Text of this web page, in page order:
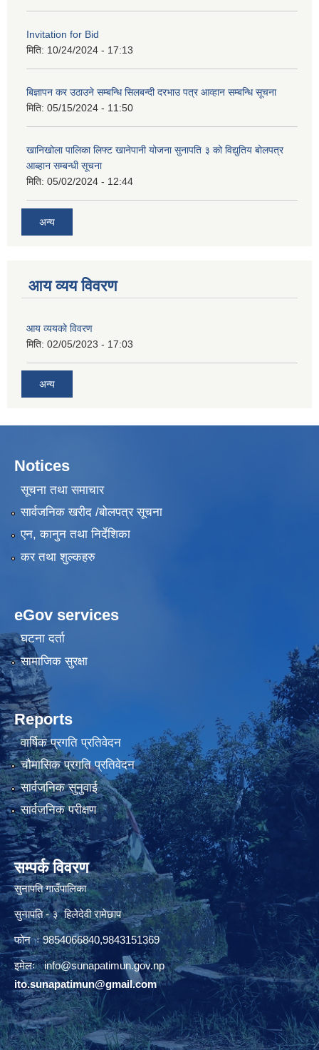
Invitation for Bid
मिति: 10/24/2024 - 17:13
बिज्ञापन कर उठाउने सम्बन्धि सिलबन्दी दरभाउ पत्र आव्हान सम्बन्धि सूचना
मिति: 05/15/2024 - 11:50
खानिखोला पालिका लिफ्ट खानेपानी योजना सुनापति ३ को विद्युतिय बोलपत्र
आब्हान सम्बन्धी सूचना
मिति: 05/02/2024 - 12:44
अन्य
आय व्यय विवरण
आय व्ययको विवरण
मिति: 02/05/2023 - 17:03
अन्य
Notices
सूचना तथा समाचार
सार्वजनिक खरीद /बोलपत्र सूचना
एन, कानुन तथा निर्देशिका
कर तथा शुल्कहरु
eGov services
घटना दर्ता
सामाजिक सुरक्षा
Reports
वार्षिक प्रगति प्रतिवेदन
चौमासिक प्रगति प्रतिवेदन
सार्वजनिक सुनुवाई
सार्वजनिक परीक्षण
सम्पर्क विवरण
सुनापति गाउँपालिका
सुनापति - ३ हिलेदेवी रामेछाप
फोन ः 9854066840,9843151369
इमेलः info@sunapatimun.gov.np
ito.sunapatimun@gmail.com